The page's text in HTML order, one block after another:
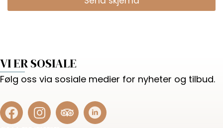
VI ER SOSIALE
Følg oss via sosiale medier for nyheter og tilbud.